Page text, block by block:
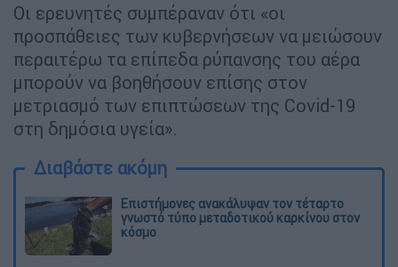
Οι ερευνητές συμπέραναν ότι «οι
προσπάθειες των κυβερνήσεων να μειώσουν
περαιτέρω τα επίπεδα ρύπανσης του αέρα
μπορούν να βοηθήσουν επίσης στον
μετριασμό των επιπτώσεων της Covid-19
στη δημόσια υγεία».
Διαβάστε ακόμη
Επιστήμονες ανακάλυψαν τον τέταρτο
γνωστό τύπο μεταδοτικού καρκίνου στον
κόσμο